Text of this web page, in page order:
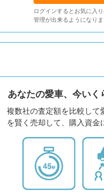
ログインするとお気に入
管理が出来るようになり
あなたの愛車、今いく
複数社の査定額を比較して
を賢く売却して、購入資金